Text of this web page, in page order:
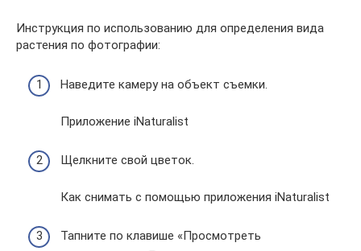
Инструкция по использованию для определения вида
растения по фотографии:
Наведите камеру на объект съемки.
Приложение iNaturalist
Щелкните свой цветок.
Как снимать с помощью приложения iNaturalist
Тапните по клавише «Просмотреть